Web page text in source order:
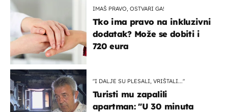
IMAŠ PRAVO, OSTVARI GA!
Tko ima pravo na inkluzivni
dodatak? Može se dobiti i
720 eura
"I DALJE SU PLESALI, VRIŠTALI..."
Turisti mu zapalili
apartman: "U 30 minuta